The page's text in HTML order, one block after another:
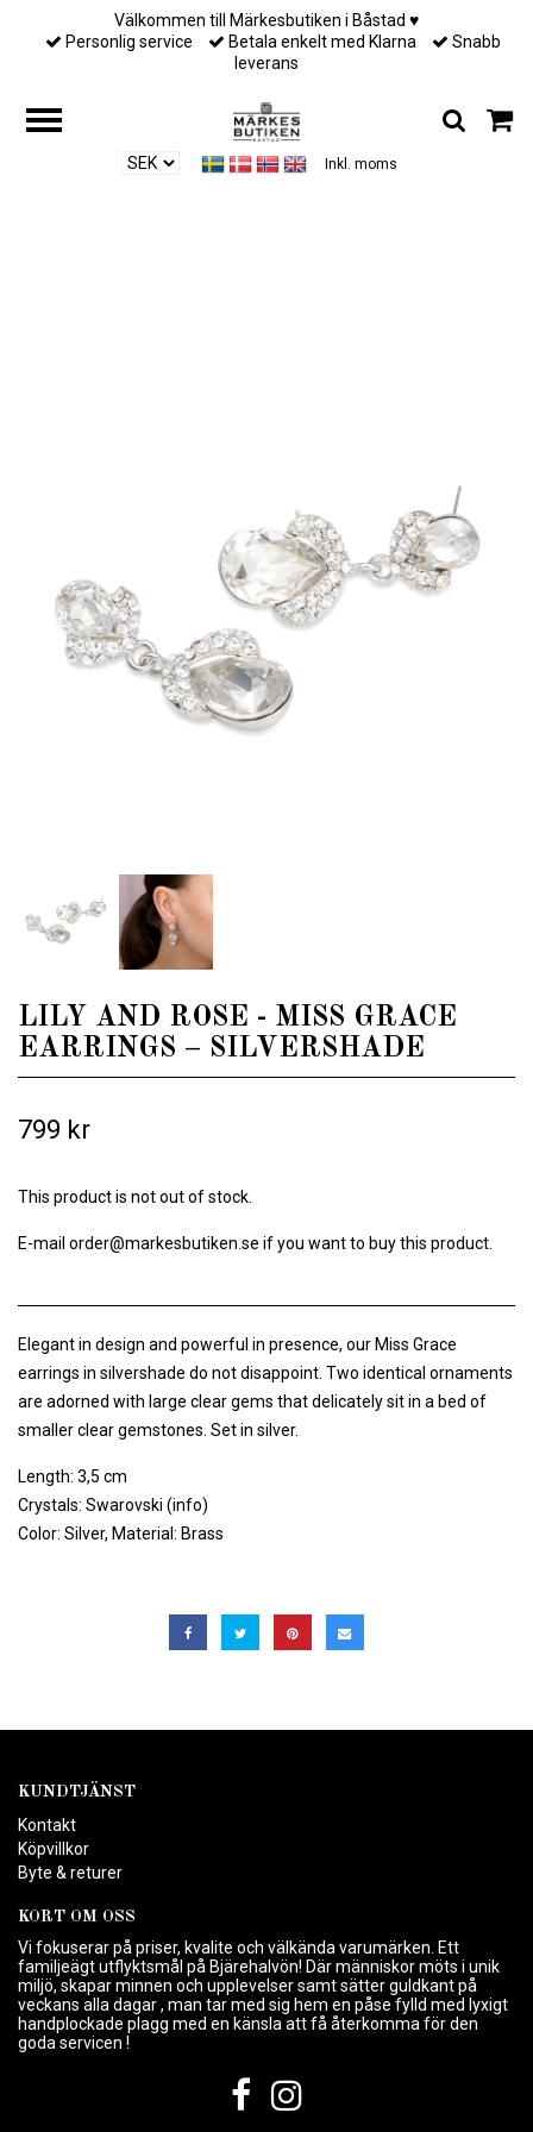
Välkommen till Märkesbutiken i Båstad ♥︎
Personlig service
Betala enkelt med Klarna
Snabb
leverans
Inkl. moms
LILY AND ROSE - MISS GRACE
EARRINGS – SILVERSHADE
799 kr
This product is not out of stock.
E-mail order@markesbutiken.se if you want to buy this product.
Elegant in design and powerful in presence, our Miss Grace
earrings in silvershade do not disappoint. Two identical ornaments
are adorned with large clear gems that delicately sit in a bed of
smaller clear gemstones. Set in silver.
Length: 3,5 cm
Crystals: Swarovski (info)
Color: Silver, Material: Brass
KUNDTJÄNST
Kontakt
Köpvillkor
Byte & returer
KORT OM OSS
Vi fokuserar på priser, kvalite och välkända varumärken. Ett
familjeägt utflyktsmål på Bjärehalvön! Där människor möts i unik
miljö, skapar minnen och upplevelser samt sätter guldkant på
veckans alla dagar , man tar med sig hem en påse fylld med lyxigt
handplockade plagg med en känsla att få återkomma för den
goda servicen !